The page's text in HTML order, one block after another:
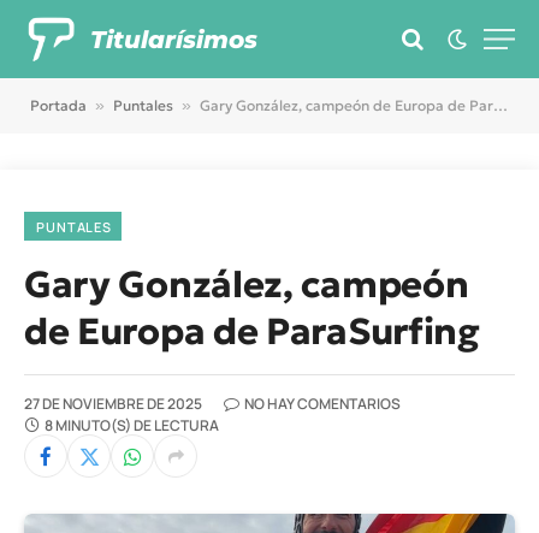
Titularísimos
Portada » Puntales » Gary González, campeón de Europa de ParaSurfing
PUNTALES
Gary González, campeón
de Europa de ParaSurfing
27 DE NOVIEMBRE DE 2025
NO HAY COMENTARIOS
8 MINUTO(S) DE LECTURA